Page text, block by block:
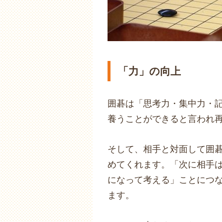
「力」の向上
囲碁は「思考力・集中力・
養うことができると言われ
そして、相手と対面して囲
めてくれます。「次に相手
になって考える」ことにつ
ます。